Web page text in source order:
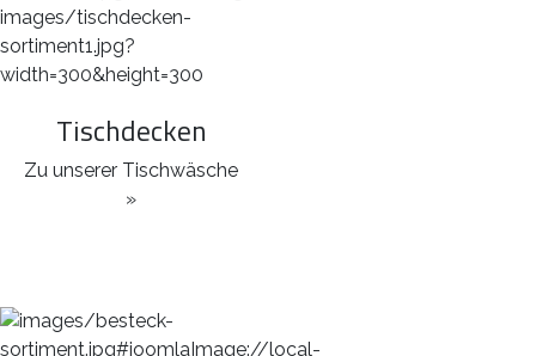
Tischdecken
Zu unserer Tischwäsche
»